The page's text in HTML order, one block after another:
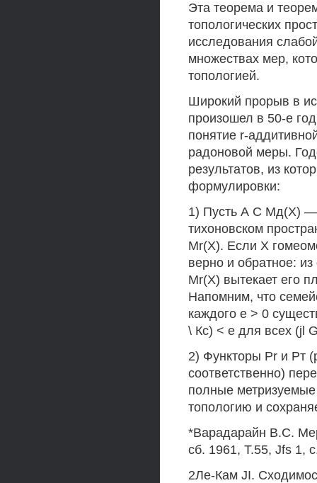
Эта теорема и
топологических
исследования
множествах мер,
топологией.
Широкий прорыв в
произошел в 50-е
понятие r-
радоновой меры.
результатов, из
формулировки:
1) Пусть А С Мд(Х) —
тихоновском
Mr(X). Если X
верно и обратное:
Mr(X) вытекает его
Напомним, что
каждого е > 0
\ Кс) < е для всех (jl
2) Функторы Pr и Рт
соответственно)
полные
топологию и
*Варадарайн B.C.
сб. 1961, Т.55, Jfs 1,
2Ле-Кам JI.